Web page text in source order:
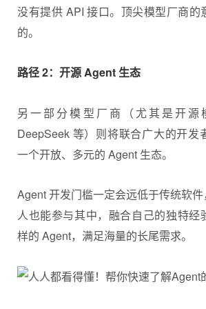
没有提供 API 接口。顶尖模型厂商的
的。
路径 2：开源 Agent 生态
另一部分模型厂商（尤其是开源
DeepSeek 等）则将联合广大的开发
一个开放、多元的 Agent 生态。
Agent 开发门槛一定会远低于传统软
人也能参与其中，融合自己的独特经
样的 Agent，满足海量的长尾需求。